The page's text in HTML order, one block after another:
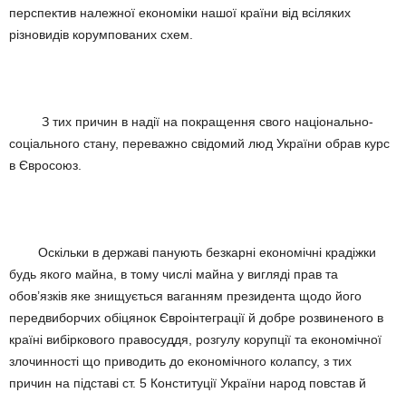
перспектив належної економіки нашої країни від всіляких
різновидів корумпованих схем.
З тих причин в надії на покращення свого національно-
соціального стану, переважно свідомий люд України обрав курс
в Євросоюз.
Оскільки в державі панують безкарні економічні крадіжки
будь якого майна, в тому числі майна у вигляді прав та
обов’язків яке знищується ваганням президента щодо його
передвиборчих обіцянок Євроінтеграції й добре розвиненого в
країні вибіркового правосуддя, розгулу корупції та економічної
злочинності що приводить до економічного колапсу, з тих
причин на підставі ст. 5 Конституції України народ повстав й